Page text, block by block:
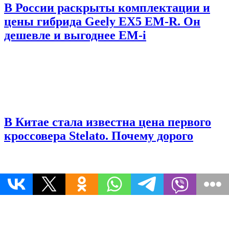
В России раскрыты комплектации и
цены гибрида Geely EX5 EM-R. Он
дешевле и выгоднее EM-i
В Китае стала известна цена первого
кроссовера Stelato. Почему дорого